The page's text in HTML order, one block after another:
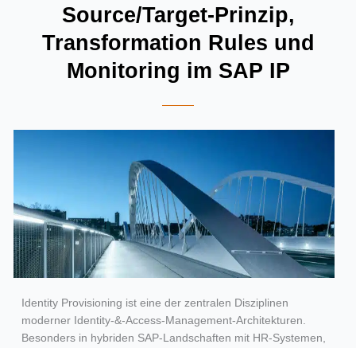
Source/Target-Prinzip,
Transformation Rules und
Monitoring im SAP IP
Identity Provisioning ist eine der zentralen Disziplinen
moderner Identity-&-Access-Management-Architekturen.
Besonders in hybriden SAP-Landschaften mit HR-Systemen,